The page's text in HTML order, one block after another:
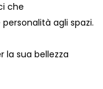
che
agli spazi.
la sua bellezza